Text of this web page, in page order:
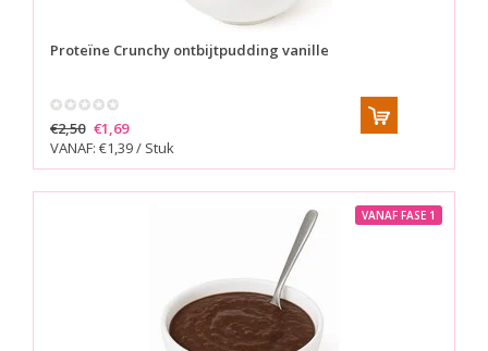
Proteïne Crunchy ontbijtpudding vanille
€2,50 €1,69
VANAF: €1,39 / Stuk
VANAF FASE 1